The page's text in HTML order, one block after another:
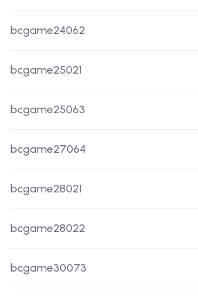
bcgame24062
bcgame25021
bcgame25063
bcgame27064
bcgame28021
bcgame28022
bcgame30073